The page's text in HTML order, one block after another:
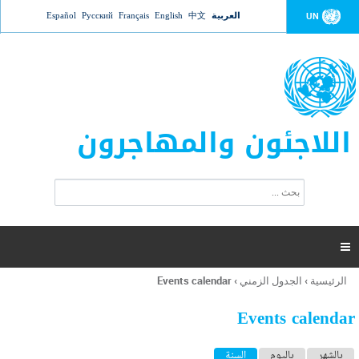
Jump to navigation UN العربية 中文
English
Français
Русский
Español
اللاجئون والمهاجرون
ت
ر
ل
ح
ب

أنت
هنا
الرئيسية › الجدول الزمني ›
Events calendar
Events calendar